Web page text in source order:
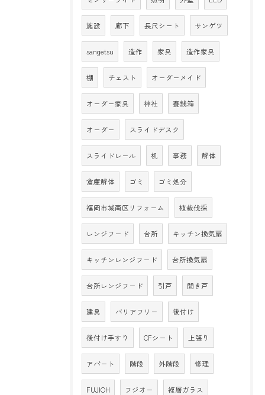
施設 廊下 長尺シート サンゲツ
sangetsu 造作 家具 造作家具
棚 チェスト オーダーメイド
オーダー家具 神社 賽銭箱
オーダー スライドデスク
スライドレール 机 事務 解体
倉庫解体 ゴミ ゴミ処分
福岡市城南区リフォーム 植栽伐採
レンジフード 台所 キッチン換気扇
キッチンレンジフード 台所換気扇
台所レンジフード 引戸 開き戸
建具 バリアフリー 後付け
後付け手すり CFシート 上張り
アパート 階段 外階段 修理
FUJIOH フジオー 複層ガラス